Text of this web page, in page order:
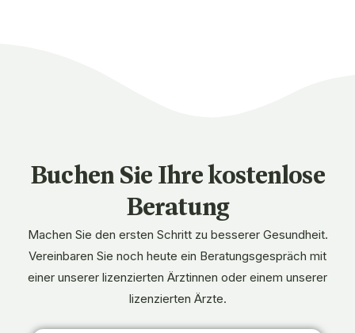
Buchen Sie Ihre kostenlose
Beratung
Machen Sie den ersten Schritt zu besserer Gesundheit.
Vereinbaren Sie noch heute ein Beratungsgespräch mit
einer unserer lizenzierten Ärztinnen oder einem unserer
lizenzierten Ärzte.